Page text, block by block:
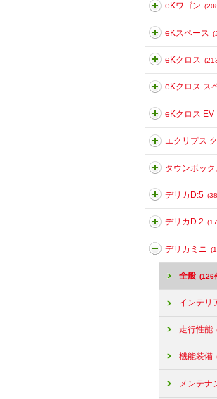
eKワゴン
eKスペース
eKクロス
eKクロス ス
eKクロス EV
エクリプス
タウンボック
デリカD:5
デリカD:2
デリカミニ
全般 (126
インテリ
走行性能
機能装備
メンテナ